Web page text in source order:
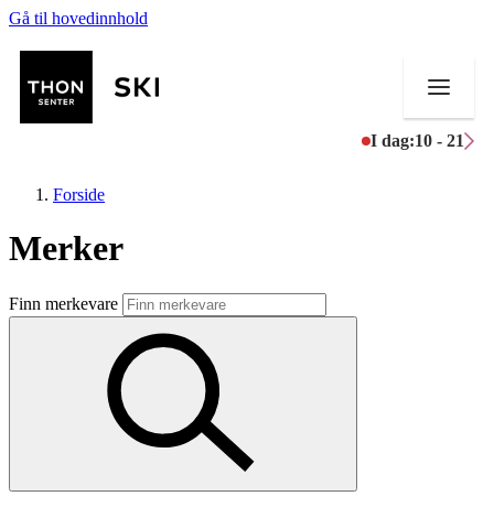
Gå til hovedinnhold
I dag:10 - 21
Butikker
Mat og drikke
Aktiviteter
Forside
Merker
Finn merkevare